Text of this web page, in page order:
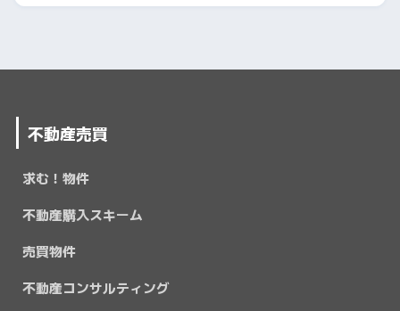
不動産売買
求む！物件
不動産購入スキーム
売買物件
不動産コンサルティング